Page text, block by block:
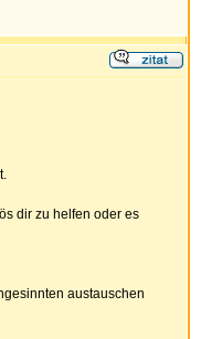
dir zu helfen oder es
austauschen